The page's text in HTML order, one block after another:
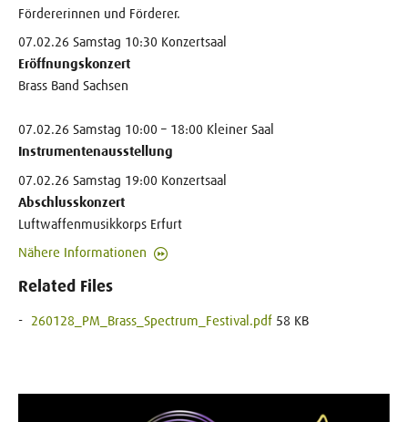
Fördererinnen und Förderer.
07.02.26 Samstag 10:30 Konzertsaal
Eröffnungskonzert
Brass Band Sachsen
07.02.26 Samstag 10:00 – 18:00 Kleiner Saal
Instrumentenausstellung
07.02.26 Samstag 19:00 Konzertsaal
Abschlusskonzert
Luftwaffenmusikkorps Erfurt
Nähere Informationen
Related Files
260128_PM_Brass_Spectrum_Festival.pdf 58 KB